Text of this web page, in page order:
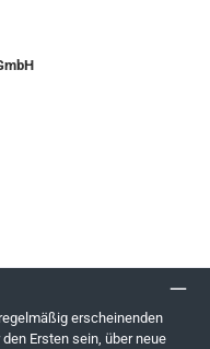
erscheinenden
Ersten sein, über neue